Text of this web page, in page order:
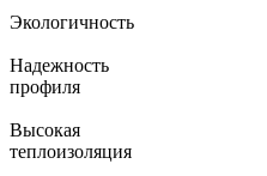
Экологичность
Надежность
профиля
Высокая
теплоизоляция